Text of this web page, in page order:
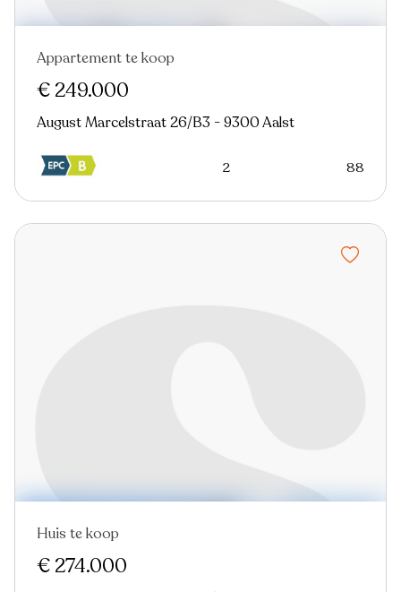
Nieuw
Appartement te koop
€ 249.000
August Marcelstraat 26/B3 - 9300 Aalst
2 88
Nieuw
Huis te koop
€ 274.000